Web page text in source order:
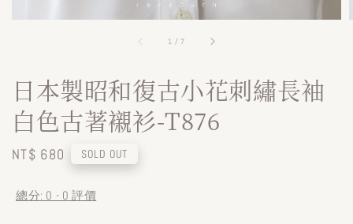
1 / 7
日本製昭和復古小花刺繡長袖
白色古著襯衫-T876
Regular
NT$ 680 SOLD OUT
總分: 0 - 0 評價